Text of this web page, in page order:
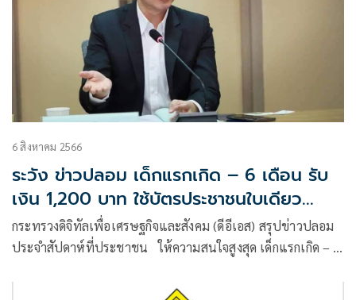
6 สิงหาคม 2566
ระวัง ข่าวปลอม เด็กแรกเกิด – 6 เดือน รับ
เงิน 1,200 บาท ใช้บัตรประชาชนใบเดียว
ระบาด
กระทรวงดิจิทัลเพื่อเศรษฐกิจและสังคม (ดีอีเอส) สรุปข่าวปลอม
ประจำสัปดาห์ที่ประชาชน ให้ความสนใจสูงสุด เด็กแรกเกิด – 6
เพจ DLT Smart Queue เปิดรับทำใบขับขี่ทั่วไทย และเพจปลอม